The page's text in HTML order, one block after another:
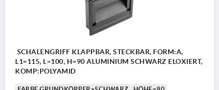
SCHALENGRIFF KLAPPBAR, STECKBAR, FORM:A,
L1=115, L=100, H=90 ALUMINIUM SCHWARZ ELOXIERT,
KOMP:POLYAMID